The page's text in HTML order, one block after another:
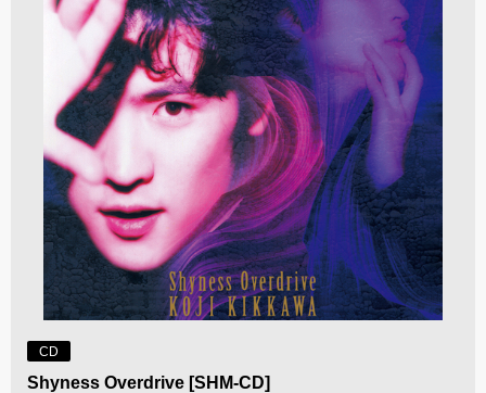
CD
Shyness Overdrive [SHM-CD]